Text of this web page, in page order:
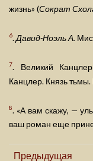
жизнь» (Сократ
6.Давид-Ноэль А.
7. Великий
Канцлер. Князь
8. «А вам скажу, —
ваш роман еще
Предыдущая